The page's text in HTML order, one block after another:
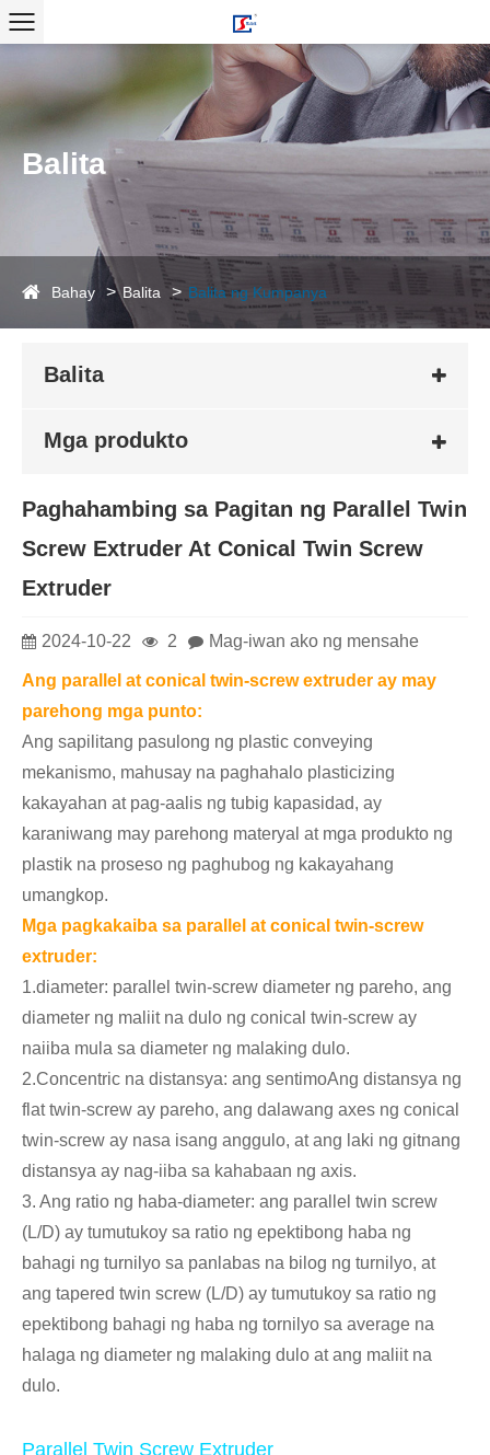
Balita
Bahay Balita Balita ng Kumpanya
Balita
Mga produkto
Paghahambing sa Pagitan ng Parallel Twin
Screw Extruder At Conical Twin Screw
Extruder
2024-10-22 2 Mag-iwan ako ng mensahe
Ang parallel at conical twin-screw extruder ay may
parehong mga punto:
Ang sapilitang pasulong ng plastic conveying
mekanismo, mahusay na paghahalo plasticizing
kakayahan at pag-aalis ng tubig kapasidad, ay
karaniwang may parehong materyal at mga produkto ng
plastik na proseso ng paghubog ng kakayahang
umangkop.
Mga pagkakaiba sa parallel at conical twin-screw
extruder:
1.diameter: parallel twin-screw diameter ng pareho, ang
diameter ng maliit na dulo ng conical twin-screw ay
naiiba mula sa diameter ng malaking dulo.
2.Concentric na distansya: ang sentimoAng distansya ng
flat twin-screw ay pareho, ang dalawang axes ng conical
twin-screw ay nasa isang anggulo, at ang laki ng gitnang
distansya ay nag-iiba sa kahabaan ng axis.
3. Ang ratio ng haba-diameter: ang parallel twin screw
(L/D) ay tumutukoy sa ratio ng epektibong haba ng
bahagi ng turnilyo sa panlabas na bilog ng turnilyo, at
ang tapered twin screw (L/D) ay tumutukoy sa ratio ng
epektibong bahagi ng haba ng tornilyo sa average na
halaga ng diameter ng malaking dulo at ang maliit na
dulo.
Parallel Twin Screw Extruder